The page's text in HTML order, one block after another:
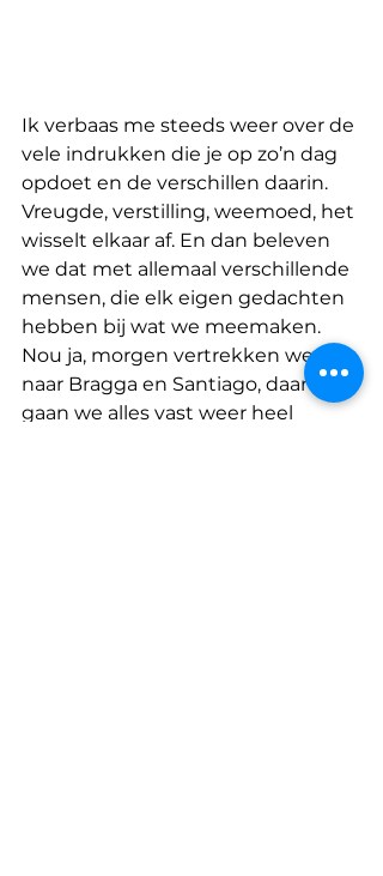
Ik verbaas me steeds weer over de
vele indrukken die je op zo’n dag
opdoet en de verschillen daarin.
Vreugde, verstilling, weemoed, het
wisselt elkaar af. En dan beleven
we dat met allemaal verschillende
mensen, die elk eigen gedachten
hebben bij wat we meemaken.
Nou ja, morgen vertrekken we
naar Bragga en Santiago, daar
gaan we alles vast weer heel